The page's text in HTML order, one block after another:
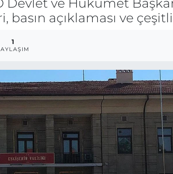
Devlet ve Hükümet
basın açıklaması ve
1